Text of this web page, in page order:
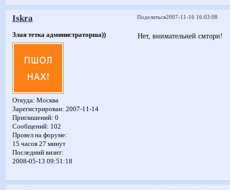
Поделиться2007-11-16 16:03:08
Iskra
Злая тетка администраторша))
Откуда: Москва
Зарегистрирован: 2007-11-14
Приглашений: 0
Сообщений: 102
Провел на форуме:
15 часов 27 минут
Последний визит:
2008-05-13 09:51:18
Нет, внимательней смтори!